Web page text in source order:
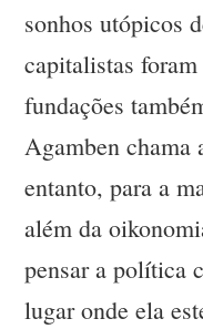
sonhos utópicos
capitalistas
fundações
Agamben chama
entanto, para a
além da
pensar a política
lugar onde ela